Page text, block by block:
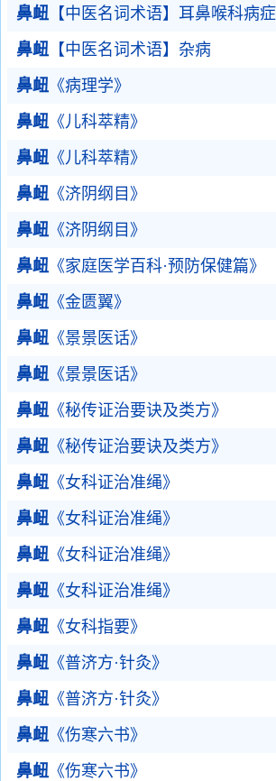
鼻衄 【中医名词术语】耳鼻喉科病症
鼻衄 【中医名词术语】杂病
鼻衄 《病理学》
鼻衄 《儿科萃精》
鼻衄 《儿科萃精》
鼻衄 《济阴纲目》
鼻衄 《济阴纲目》
鼻衄 《家庭医学百科·预防保健篇》
鼻衄 《金匮翼》
鼻衄 《景景医话》
鼻衄 《景景医话》
鼻衄 《秘传证治要诀及类方》
鼻衄 《秘传证治要诀及类方》
鼻衄 《女科证治准绳》
鼻衄 《女科证治准绳》
鼻衄 《女科证治准绳》
鼻衄 《女科证治准绳》
鼻衄 《女科指要》
鼻衄 《普济方·针灸》
鼻衄 《普济方·针灸》
鼻衄 《伤寒六书》
鼻衄 《伤寒六书》